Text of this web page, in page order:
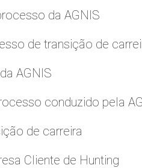
da AGNIS
de transição de
AGNIS
conduzido pela
de carreira
Cliente de Hunting